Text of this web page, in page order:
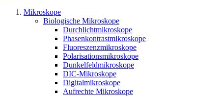
Mikroskope
Biologische Mikroskope
Durchlichtmikroskope
Phasenkontrastmikroskope
Fluoreszenzmikroskope
Polarisationsmikroskope
Dunkelfeldmikroskope
DIC-Mikroskope
Digitalmikroskope
Aufrechte Mikroskope